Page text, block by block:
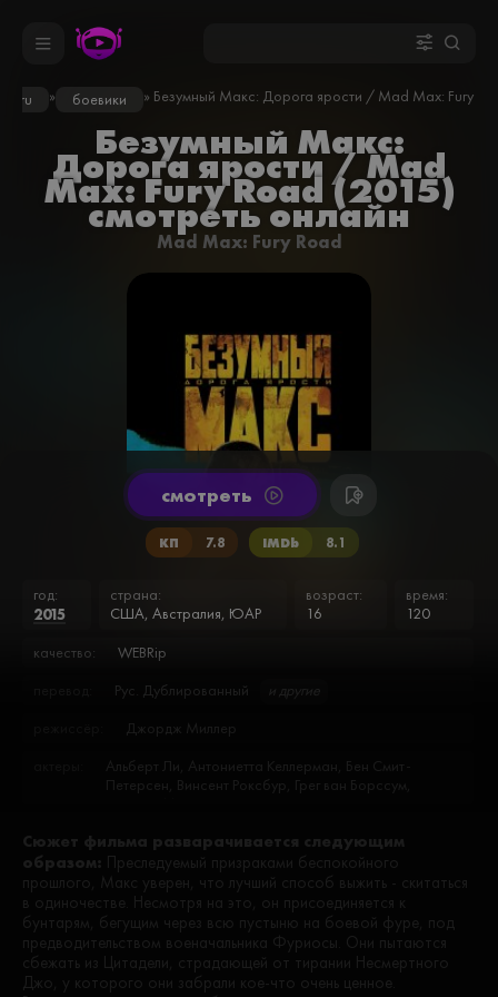
» боевики » Безумный Макс: Дорога ярости / Mad Max: Fury
Безумный Макс:
Дорога ярости / Mad
Max: Fury Road (2015)
смотреть онлайн
Mad Max: Fury Road
Сюжет фильма разварачивается следующим
образом: Преследуемый призраками беспокойного
прошлого, Макс уверен, что лучший способ выжить - скитаться
в одиночестве. Несмотря на это, он присоединяется к
бунтарям, бегущим через всю пустыню на боевой фуре, под
предводительством военачальника Фуриосы. Они пытаются
сбежать из Цитадели, страдающей от тирании Несмертного
Джо, у которого они забрали кое-что очень ценное.
cмотреть
КП 7.8 IMDb 8.1
год:
2015
страна:
США, Австралия, ЮАР
возраст:
16
время:
120
качество: WEBRip
Джордж Миллер
Рус. Дублированный и другие
Альберт Ли, Антониетта Келлерман, Бен Смит-
Петерсен, Винсент Роксбур, Грег ван Борссум,
Джон Ховард, Джош Хелман, Джудд Вайлд, Зои
Кравиц, Иота, Касс Кьюмерфорд, Квентин Кенихэн,
Коко Джек Гиллис, Кортни Итон, Крис Паттон,
Кристина Кох, Крузо Курддал, Меган Гэйл, Мелисса
Яффер, Мелита Юришич, Мэйсин Ван Борссум,
Николас Холт, Нэйтан Дженкинс, Нэйтан Джонс,
Вотен, Ричард Картер, Ричард Нортон, Роберт
Джонс, Роузи Хантингтон-Уайтли, Себастьян Диккинс,